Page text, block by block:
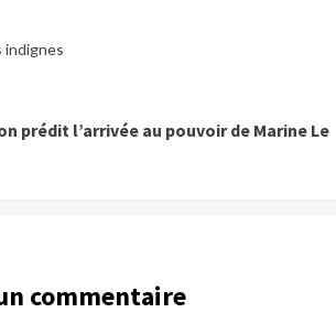
indignes
prédit l’arrivée au pouvoir de Marine Le
commentaire